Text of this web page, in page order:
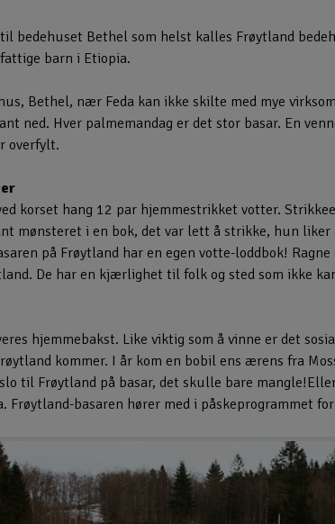
bedehuset Bethel som helst kalles Frøytland
barn i Etiopia.
Bethel, nær Feda kan ikke skilte med mye
ned. Hver palmemandag er det stor basar. En
overfylt.
korset hang 12 par hjemmestrikket votter.
mønsteret i en bok, det var lett å strikke, hun
på Frøytland har en egen votte-loddbok!
De har en kjærlighet til folk og sted som ikke
hjemmebakst. Like viktig som å vinne er det
kommer. I år kom en bobil ens ærens fra
til Frøytland på basar, det skulle bare
Frøytland-basaren hører med i påskeprogrammet